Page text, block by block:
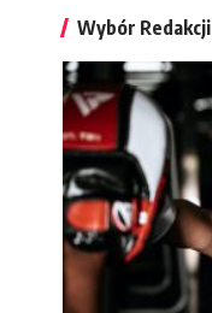
Wybór Redakcji